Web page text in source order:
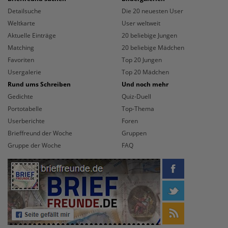
Detailsuche
Weltkarte
Aktuelle Einträge
Matching
Favoriten
Usergalerie
Die 20 neuesten User
User weltweit
20 beliebige Jungen
20 beliebige Mädchen
Top 20 Jungen
Top 20 Mädchen
Rund ums Schreiben
Gedichte
Portotabelle
Userberichte
Brieffreund der Woche
Gruppe der Woche
Und noch mehr
Quiz-Duell
Top-Thema
Foren
Gruppen
FAQ